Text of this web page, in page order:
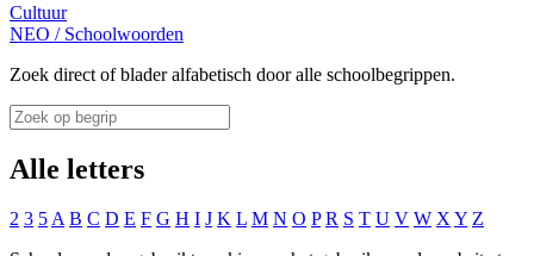
Cultuur
NEO / Schoolwoorden
Zoek direct of blader alfabetisch door alle schoolbegrippen.
Alle letters
2 3 5A B C D E F G H I J K L M N O P R S T U V W XY Z